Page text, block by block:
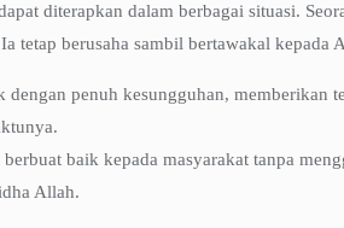
diterapkan dalam berbagai situasi.
tetap berusaha sambil bertawakal kepada
penuh kesungguhan, memberikan
baik kepada masyarakat tanpa
Allah.